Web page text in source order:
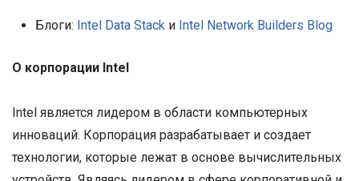
Блоги: Intel Data Stack и Intel Network Builders Blog
О корпорации Intel
Intel является лидером в области компьютерных
инноваций. Корпорация разрабатывает и создает
технологии, которые лежат в основе вычислительных